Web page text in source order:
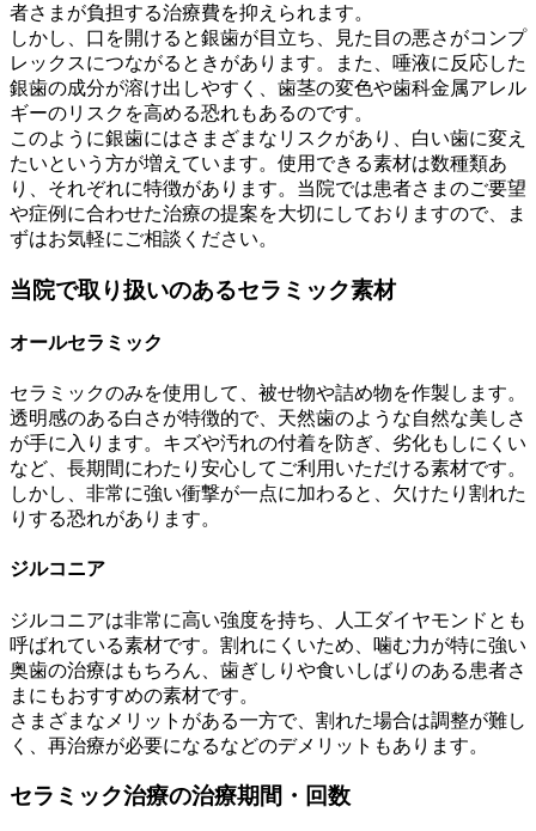
者さまが負担する治療費を抑えられます。
しかし、口を開けると銀歯が目立ち、見た目の悪さがコンプ
レックスにつながるときがあります。また、唾液に反応した
銀歯の成分が溶け出しやすく、歯茎の変色や歯科金属アレル
ギーのリスクを高める恐れもあるのです。
このように銀歯にはさまざまなリスクがあり、白い歯に変え
たいという方が増えています。使用できる素材は数種類あ
り、それぞれに特徴があります。当院では患者さまのご要望
や症例に合わせた治療の提案を大切にしておりますので、ま
ずはお気軽にご相談ください。
当院で取り扱いのあるセラミック素材
オールセラミック
セラミックのみを使用して、被せ物や詰め物を作製します。
透明感のある白さが特徴的で、天然歯のような自然な美しさ
が手に入ります。キズや汚れの付着を防ぎ、劣化もしにくい
など、長期間にわたり安心してご利用いただける素材です。
しかし、非常に強い衝撃が一点に加わると、欠けたり割れた
りする恐れがあります。
ジルコニア
ジルコニアは非常に高い強度を持ち、人工ダイヤモンドとも
呼ばれている素材です。割れにくいため、噛む力が特に強い
奥歯の治療はもちろん、歯ぎしりや食いしばりのある患者さ
まにもおすすめの素材です。
さまざまなメリットがある一方で、割れた場合は調整が難し
く、再治療が必要になるなどのデメリットもあります。
セラミック治療の治療期間・回数